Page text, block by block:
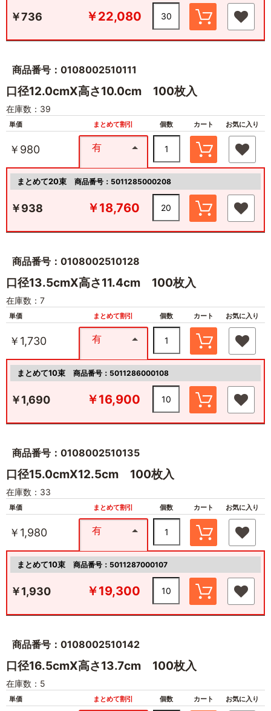
￥736 ￥22,080
商品番号：0108002510111
口径12.0cmX高さ10.0cm 100枚入
在庫数：39
単価 まとめて割引 個数 カート お気に入り
￥980 有
まとめて20束 商品番号：5011285000208
￥938 ￥18,760
商品番号：0108002510128
口径13.5cmX高さ11.4cm 100枚入
在庫数：7
単価 まとめて割引 個数 カート お気に入り
￥1,730 有
まとめて10束 商品番号：5011286000108
￥1,690 ￥16,900
商品番号：0108002510135
口径15.0cmX12.5cm 100枚入
在庫数：33
単価 まとめて割引 個数 カート お気に入り
￥1,980 有
まとめて10束 商品番号：5011287000107
￥1,930 ￥19,300
商品番号：0108002510142
口径16.5cmX高さ13.7cm 100枚入
在庫数：5
単価 まとめて割引 個数 カート お気に入り